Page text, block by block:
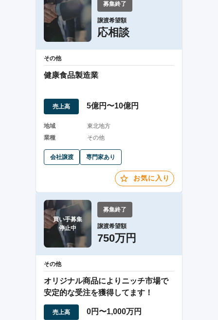
募集終了
譲渡希望額
応相談
その他
健康食品製造業
売上高 5億円〜10億円
地域
東北地方
業種
その他
会社譲渡 専門家あり
お気に入り
買い手募集
停止中
募集終了
譲渡希望額
750万円
その他
オリジナル商品によりニッチ市場で
安定的な受注を獲得してます！
売上高 0円〜1,000万円